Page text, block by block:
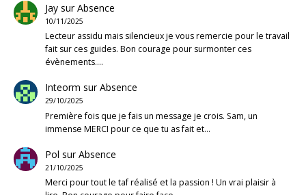
JaysurAbsence
10/11/2025
Lecteur assidu mais silencieux je vous remercie pour le travail
fait sur ces guides. Bon courage pour surmonter ces
évènements.…
Inteorm surAbsence
29/10/2025
Première fois que je fais un message je crois. Sam, un
immense MERCI pour ce que tu as fait et…
Pol surAbsence
21/10/2025
Merci pour tout le taf réalisé et la passion ! Un vrai plaisir à